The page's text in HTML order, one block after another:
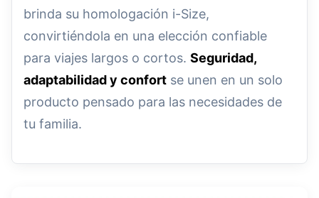
brinda su homologación i-Size,
convirtiéndola en una elección confiable
para viajes largos o cortos. Seguridad,
adaptabilidad y confort se unen en un solo
producto pensado para las necesidades de
tu familia.